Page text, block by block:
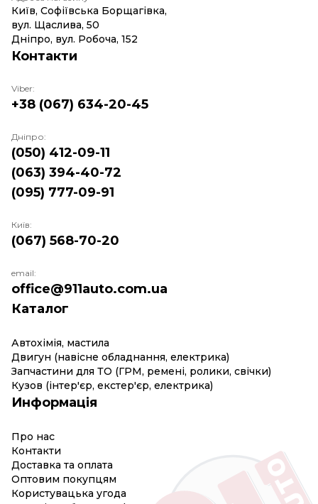
Київ, Софіївська Борщагівка,
вул. Щаслива, 50
Дніпро, вул. Робоча, 152
Каталог
Автохімія, мастила
Двигун (навісне обладнання, електрика)
Запчастини для ТО (ГРМ, ремені, ролики, свічки)
Кузов (інтер'єр, екстер'єр, електрика)
Информація
Про нас
Контакти
Доставка та оплата
Оптовим покупцям
Користувацька угода
Контакти
Viber:
+38 (067) 634-20-45
Дніпро:
(050) 412-09-11
(063) 394-40-72
(095) 777-09-91
Київ:
(067) 568-70-20
email:
office@911auto.com.ua